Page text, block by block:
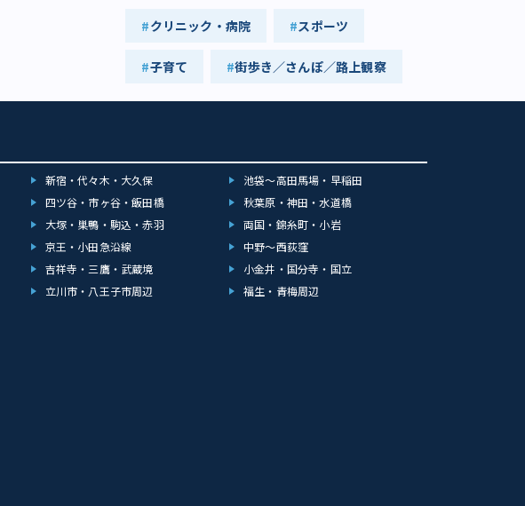
クリニック・病院 スポーツ
子育て 街歩き／さんぽ／路上観察
新宿・代々木・大久保
池袋～高田馬場・早稲田
四ツ谷・市ヶ谷・飯田橋
秋葉原・神田・水道橋
大塚・巣鴨・駒込・赤羽
両国・錦糸町・小岩
京王・小田急沿線
中野～西荻窪
吉祥寺・三鷹・武蔵境
小金井・国分寺・国立
立川市・八王子市周辺 福生・青梅周辺